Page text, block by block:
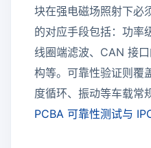
块在强电磁场照射下必
的对应手段包括：功率
线圈端滤波、CAN 接
构等。可靠性验证则覆
度循环、振动等车载常
PCBA 可靠性测试与